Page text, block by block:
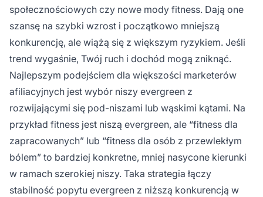
społecznościowych czy nowe mody fitness. Dają one
szansę na szybki wzrost i początkowo mniejszą
konkurencję, ale wiążą się z większym ryzykiem. Jeśli
trend wygaśnie, Twój ruch i dochód mogą zniknąć.
Najlepszym podejściem dla większości marketerów
afiliacyjnych jest wybór niszy evergreen z
rozwijającymi się pod-niszami lub wąskimi kątami. Na
przykład fitness jest niszą evergreen, ale “fitness dla
zapracowanych” lub “fitness dla osób z przewlekłym
bólem” to bardziej konkretne, mniej nasycone kierunki
w ramach szerokiej niszy. Taka strategia łączy
stabilność popytu evergreen z niższą konkurencją w